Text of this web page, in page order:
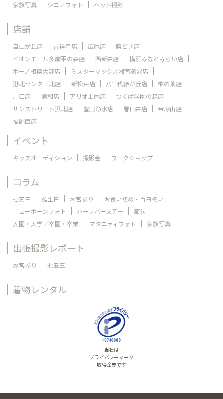
家族写真
シニアフォト ペット撮影
店舗
自由が丘店 吉祥寺店 広尾店
勝どき店
イオンモール多摩平の森店
西新井店
横浜みなとみらい店
ボーノ相模大野店
ミスターマックス湘南藤沢店
港北センター北店
新松戸店 八千代緑が丘店
柏の葉店
川口店
浦和店 アリオ上尾店
つくば学園の森店
サンストリート浜北店
豊田浄水店 春日井店
帝塚山店
福岡西店
イベント
キッズオーディション 撮影会 ワークショップ
コラム
七五三 誕生日 お宮参り
お食い初め・百日祝い
ニューボーンフォト
ハーフバースデー
節句
入園・入学／卒園・卒業
マタニティフォト 家族写真
出張撮影レポート
お宮参り 七五三
着物レンタル
当社は
プライバシーマーク
取得企業です